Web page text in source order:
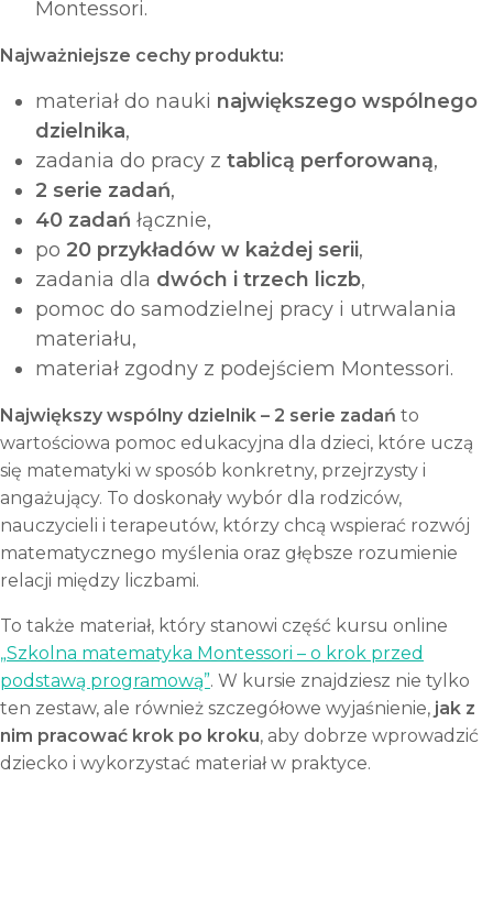
Montessori.
Najważniejsze cechy produktu:
materiał do nauki największego wspólnego
dzielnika,
zadania do pracy z tablicą perforowaną,
2 serie zadań,
40 zadań łącznie,
po 20 przykładów w każdej serii,
zadania dla dwóch i trzech liczb,
pomoc do samodzielnej pracy i utrwalania
materiału,
materiał zgodny z podejściem Montessori.
Największy wspólny dzielnik – 2 serie zadań to
wartościowa pomoc edukacyjna dla dzieci, które uczą
się matematyki w sposób konkretny, przejrzysty i
angażujący. To doskonały wybór dla rodziców,
nauczycieli i terapeutów, którzy chcą wspierać rozwój
matematycznego myślenia oraz głębsze rozumienie
relacji między liczbami.
To także materiał, który stanowi część kursu online
„Szkolna matematyka Montessori – o krok przed
podstawą programową”. W kursie znajdziesz nie tylko
ten zestaw, ale również szczegółowe wyjaśnienie, jak z
nim pracować krok po kroku, aby dobrze wprowadzić
dziecko i wykorzystać materiał w praktyce.